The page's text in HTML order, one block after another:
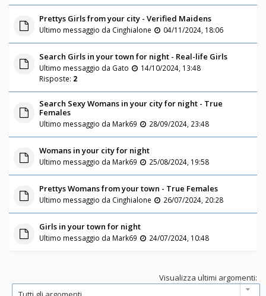
Prettys Girls from your city - Verified Maidens
Ultimo messaggio da Cinghialone 04/11/2024, 18:06
Search Girls in your town for night - Real-life Girls
Ultimo messaggio da Gato
14/10/2024, 13:48
Risposte: 2
Search Sexy Womans in your city for night - True
Females
Ultimo messaggio da Mark69 28/09/2024, 23:48
Womans in your city for night
Ultimo messaggio da Mark69 25/08/2024, 19:58
Prettys Womans from your town - True Females
Ultimo messaggio da Cinghialone 26/07/2024, 20:28
Girls in your town for night
Ultimo messaggio da Mark69 24/07/2024, 10:48
Visualizza ultimi argomenti: